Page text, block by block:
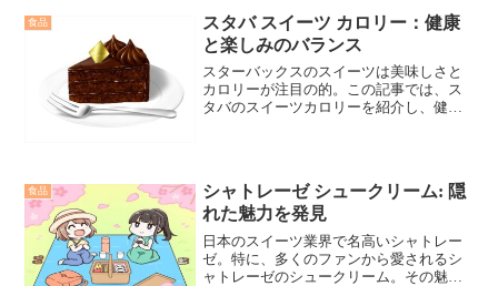
か？トールサイズは中間のサイズで、休
憩にぴったりな量。高価なメニューは特
別な飲み物や限定メニューが多いです。
その価格は、素材の質や製法によるも
の。次回スタバを訪れる際、豪華な一杯
を楽しむために、一番高いメニューを試
食品
スタバ スイーツ カロリー：健康
と楽しみのバランス
スターバックスのスイーツは美味しさと
カロリーが注目の的。この記事では、ス
タバのスイーツカロリーを紹介し、健康
食品
シャトレーゼ シュークリーム: 隠
れた魅力を発見
日本のスイーツ業界で名高いシャトレー
ゼ。特に、多くのファンから愛されるシ
ャトレーゼのシュークリーム。その魅力